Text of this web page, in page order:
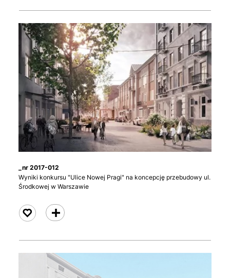
_nr 2017-012
Wyniki konkursu "Ulice Nowej Pragi" na koncepcję przebudowy ul.
Środkowej w Warszawie
czytaj